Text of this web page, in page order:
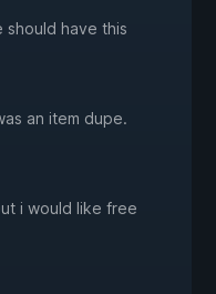
have this
an item dupe.
i would like free